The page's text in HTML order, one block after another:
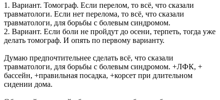
1. Вариант. Томограф. Если перелом, то всё, что сказали
травматологи. Если нет перелома, то всё, что сказали
травматологи, для борьбы с болевым синдромом.
2. Вариант. Если боли не пройдут до осени, терпеть, тогда уже
делать томограф. И опять по первому варианту.
Думаю предпочтительнее сделать всё, что сказали
травматологи, для борьбы с болевым синдромом. +ЛФК, +
бассейн, +правильная посадка, +корсет при длительном
сидении дома.